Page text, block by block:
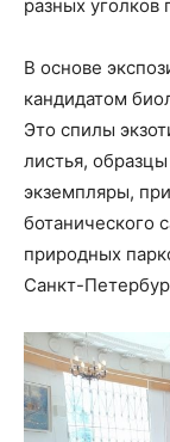
разных уголков
В основе
кандидатом
Это спилы
листья,
экземпляры,
ботанического
природных
Санкт-